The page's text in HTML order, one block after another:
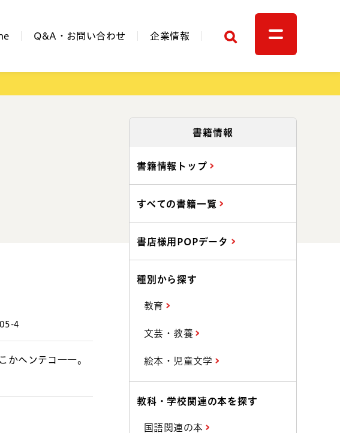
Q&A・お問い合わせ 企業情報 検索
4
かヘンテコ――。
書籍情報
書籍情報トップ
すべての書籍一覧
書店様用POPデータ
種別から探す
教育
文芸・教養
絵本・児童文学
教科・学校関連の本を探す
国語関連の本